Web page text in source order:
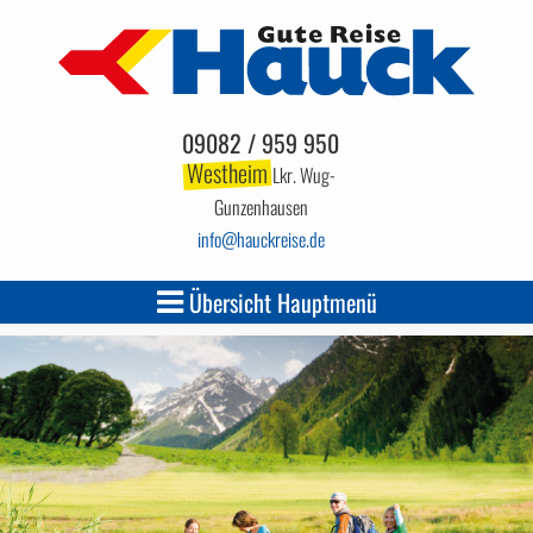
09082 / 959 950
WestheimLkr. Wug-
Gunzenhausen
info hauckreise.de
Übersicht Hauptmenü